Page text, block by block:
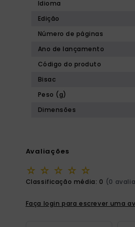
Idioma
Edição
Número de páginas
Ano de lançamento
Código do produto
Bisac
Peso (g)
Dimensões
Avaliações
☆ ☆ ☆ ☆ ☆
Classificação média: 0 (0
Faça login para escrever uma